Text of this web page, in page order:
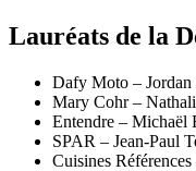
Lauréats de la
Dafy Moto –
Mary Cohr –
Entendre – Michaël
SPAR – Jean-Paul
Cuisines